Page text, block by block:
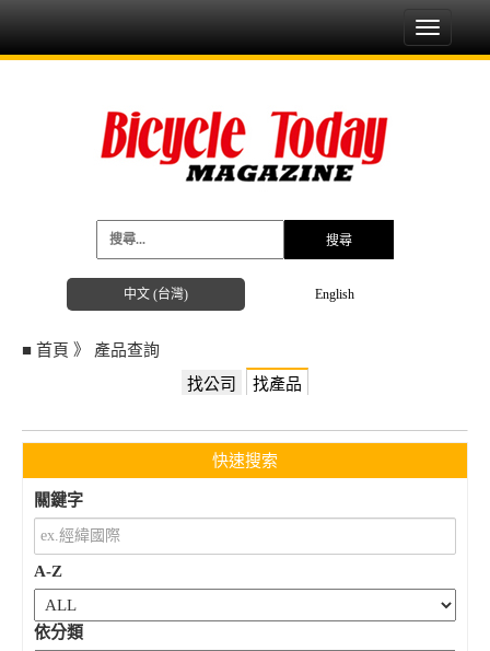
中文 (台灣) English
Toggle
■ 首頁 》
產品查詢
找公司
找產品
快速搜索
關鍵字
A-Z
依分類